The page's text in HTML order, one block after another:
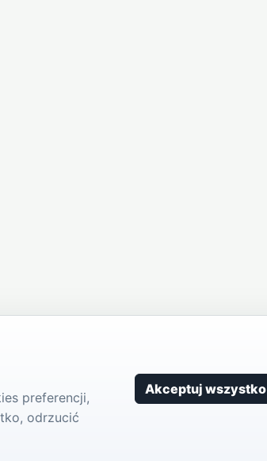
preferencji,
odrzucić
Akceptuj wszystko